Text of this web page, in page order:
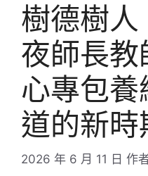
樹德樹人
夜師長教
心專包
道的新時
2026 年 6 月 11 日 作